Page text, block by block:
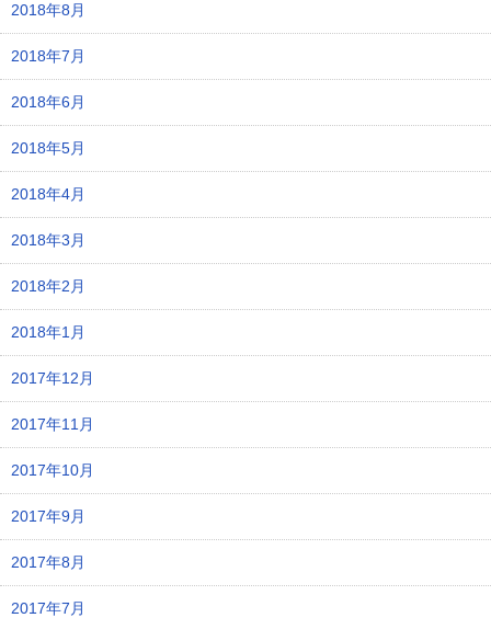
2018年8月
2018年7月
2018年6月
2018年5月
2018年4月
2018年3月
2018年2月
2018年1月
2017年12月
2017年11月
2017年10月
2017年9月
2017年8月
2017年7月